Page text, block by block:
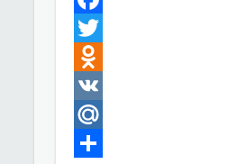
Facebook
Twitter
Odnoklassniki
VK
Mail.Ru